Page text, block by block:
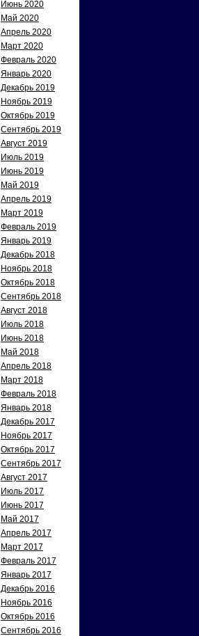
Июнь 2020
Май 2020
Апрель 2020
Март 2020
Февраль 2020
Январь 2020
Декабрь 2019
Ноябрь 2019
Октябрь 2019
Сентябрь 2019
Август 2019
Июль 2019
Июнь 2019
Май 2019
Апрель 2019
Март 2019
Февраль 2019
Январь 2019
Декабрь 2018
Ноябрь 2018
Октябрь 2018
Сентябрь 2018
Август 2018
Июль 2018
Июнь 2018
Май 2018
Апрель 2018
Март 2018
Февраль 2018
Январь 2018
Декабрь 2017
Ноябрь 2017
Октябрь 2017
Сентябрь 2017
Август 2017
Июль 2017
Июнь 2017
Май 2017
Апрель 2017
Март 2017
Февраль 2017
Январь 2017
Декабрь 2016
Ноябрь 2016
Октябрь 2016
Сентябрь 2016